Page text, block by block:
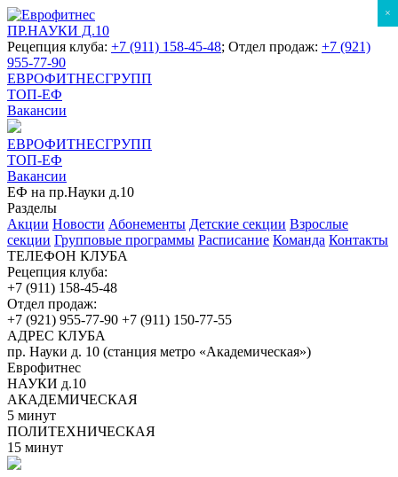
ПР.НАУКИ Д.10
Рецепция клуба: +7 (911) 158-45-48; Отдел продаж: +7 (921)
955-77-90
ЕВРОФИТНЕСГРУПП
ТОП-ЕФ
Вакансии
ЕВРОФИТНЕСГРУПП
ТОП-ЕФ
Вакансии
ЕФ на пр.Науки д.10
Разделы
Акции Новости Абонементы Детские секции Взрослые
секции Групповые программы Расписание Команда Контакты
ТЕЛЕФОН КЛУБА
Рецепция клуба:
+7 (911) 158-45-48
Отдел продаж:
+7 (921) 955-77-90 +7 (911) 150-77-55
АДРЕС КЛУБА
пр. Науки д. 10 (станция метро «Академическая»)
Еврофитнес
НАУКИ д.10
АКАДЕМИЧЕСКАЯ
5 минут
ПОЛИТЕХНИЧЕСКАЯ
15 минут
×